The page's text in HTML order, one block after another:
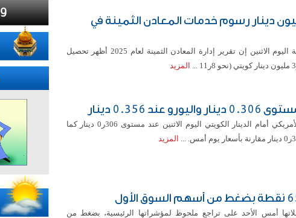
3.63 مليون دينار رسوم خدمات المعادن الثمينة في
قالت وزارة التجارة والصناعة اليوم الاثنين إن تقرير إدارة المعادن الثمينة لعام 2025 أظهر تحصيل
المزيد
0.356 دينار
استقر سعر صرف الدولار الأمريكي أمام الدينار الكويتي اليوم الاثنين عند مستوى 306ر0 دينار كما
المزيد
أمس الأحد على تراجع ملحوظ لمؤشراتها الرئيسية، بضغط من